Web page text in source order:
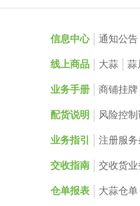
信息中心 通知公告
线上商品 大蒜 蒜
业务手册 商铺挂牌
配货说明 风险控制
业务指引 注册服务
交收指南 交收货业
仓单报表 大蒜仓单